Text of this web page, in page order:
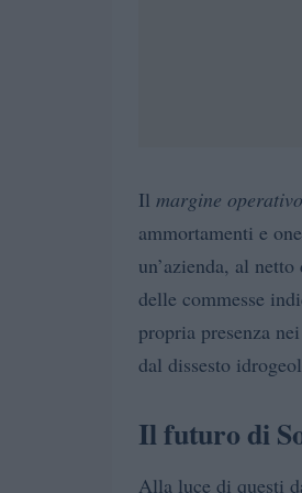
Il margine
ammortamenti e
un’azienda, al
delle commesse
propria presenza
dal dissesto
Il futuro di
Alla luce di questi